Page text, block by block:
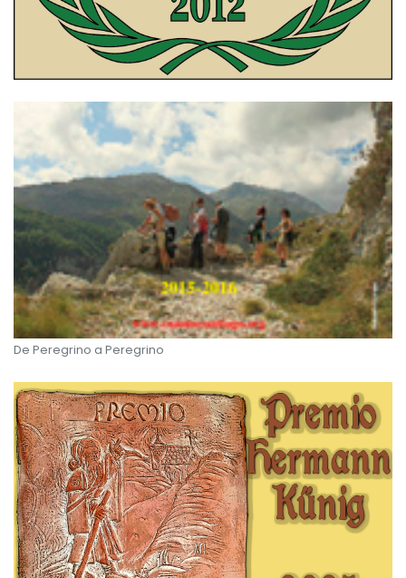
De Peregrino a Peregrino